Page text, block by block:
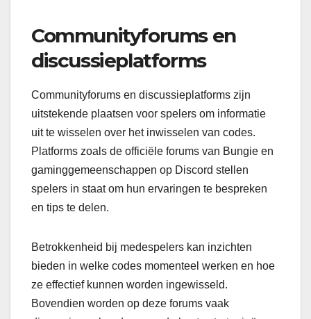
Communityforums en
discussieplatforms
Communityforums en discussieplatforms zijn
uitstekende plaatsen voor spelers om informatie
uit te wisselen over het inwisselen van codes.
Platforms zoals de officiële forums van Bungie en
gaminggemeenschappen op Discord stellen
spelers in staat om hun ervaringen te bespreken
en tips te delen.
Betrokkenheid bij medespelers kan inzichten
bieden in welke codes momenteel werken en hoe
ze effectief kunnen worden ingewisseld.
Bovendien worden op deze forums vaak